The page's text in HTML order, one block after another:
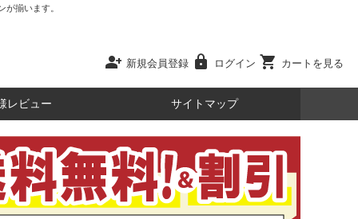
揃います。
person_add 新規会員登録 lock ログイン shopping_cart カートを見る
レビュー サイトマップ